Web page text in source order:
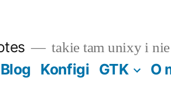
takie tam unixy i
Blog Konfigi GTK O